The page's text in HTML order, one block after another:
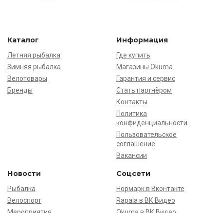
Каталог
Летняя рыбалка
Зимняя рыбалка
Велотовары
Бренды
Информация
Где купить
Магазины Okuma
Гарантия и сервис
Стать партнёром
Контакты
Политика
конфиденциальности
Пользовательское
соглашение
Вакансии
Новости
Рыбалка
Велоспорт
Соцсети
Нормарк в Вконтакте
Rapala в ВК Видео